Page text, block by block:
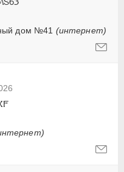
дом №41 (интернет)